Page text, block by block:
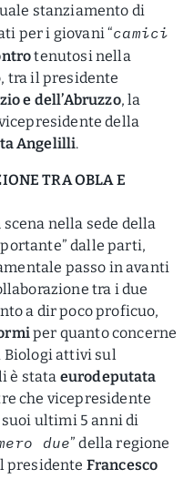
stanziamento di
per i giovani “camici
tenutosi nella
tra il presidente
e dell’Abruzzo, la
della
Angelilli.
TRA OBLA E
nella sede della
dalle parti,
passo in avanti
tra i due
a dir poco proficuo,
per quanto concerne
Biologi attivi sul
è stata eurodeputata
che vicepresidente
ultimi 5 anni di
due” della regione
presidente Francesco